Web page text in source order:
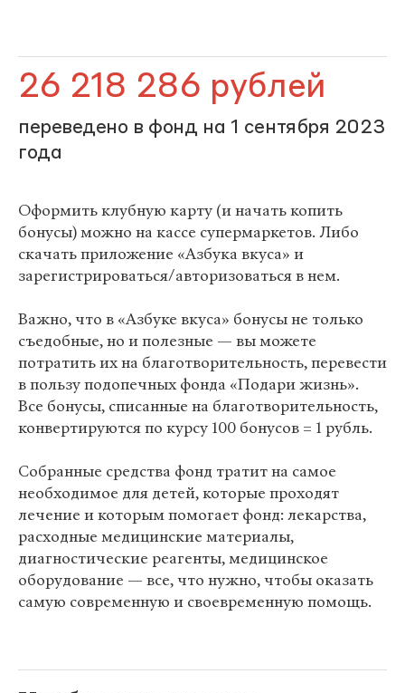
26 218 286 рублей
переведено в фонд на 1 сентября 2023
года
Оформить клубную карту (и начать копить
бонусы) можно на кассе супермаркетов. Либо
скачать приложение «Азбука вкуса» и
зарегистрироваться/авторизоваться в нем.
Важно, что в «Азбуке вкуса» бонусы не только
съедобные, но и полезные — вы можете
потратить их на благотворительность, перевести
в пользу подопечных фонда «Подари жизнь».
Все бонусы, списанные на благотворительность,
конвертируются по курсу 100 бонусов = 1 рубль.
Собранные средства фонд тратит на самое
необходимое для детей, которые проходят
лечение и которым помогает фонд: лекарства,
расходные медицинские материалы,
диагностические реагенты, медицинское
оборудование — все, что нужно, чтобы оказать
самую современную и своевременную помощь.